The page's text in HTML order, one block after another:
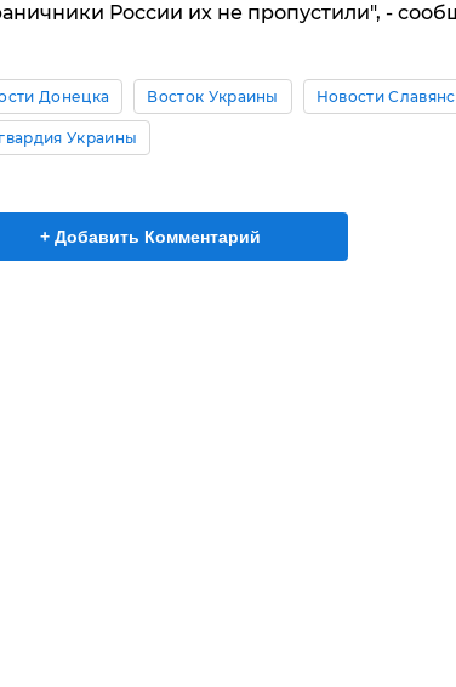
России их не пропустили", -
Донецка Восток Украины Новости
Украины
+ Добавить Комментарий